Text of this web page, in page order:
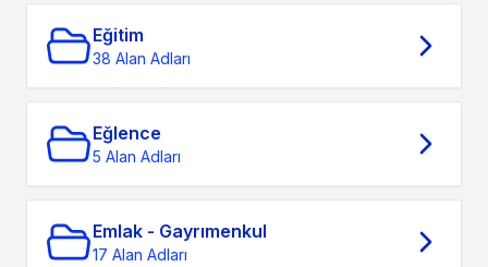
Eğitim
38 Alan Adları
Eğlence
5 Alan Adları
Emlak - Gayrımenkul
17 Alan Adları